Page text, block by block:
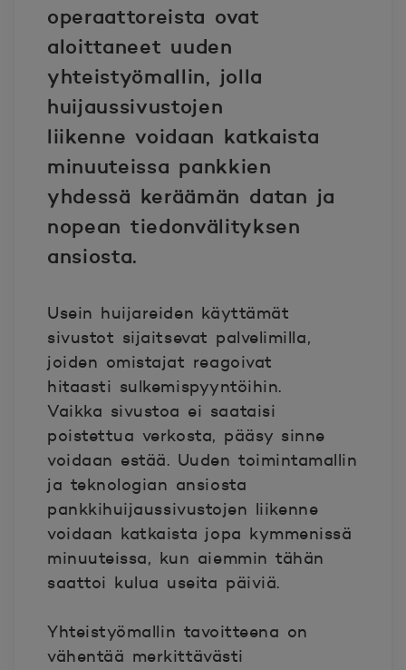
operaattoreista ovat
aloittaneet uuden
yhteistyömallin, jolla
huijaussivustojen
liikenne voidaan katkaista
minuuteissa pankkien
yhdessä keräämän datan ja
nopean tiedonvälityksen
ansiosta.
Usein huijareiden käyttämät
sivustot sijaitsevat palvelimilla,
joiden omistajat reagoivat
hitaasti sulkemispyyntöihin.
Vaikka sivustoa ei saataisi
poistettua verkosta, pääsy sinne
voidaan estää. Uuden toimintamallin
ja teknologian ansiosta
pankkihuijaussivustojen liikenne
voidaan katkaista jopa kymmenissä
minuuteissa, kun aiemmin tähän
saattoi kulua useita päiviä.
Yhteistyömallin tavoitteena on
vähentää merkittävästi